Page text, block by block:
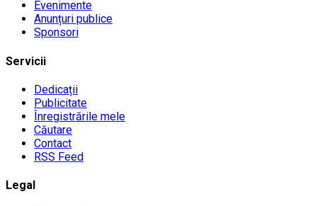
Evenimente
Anunțuri publice
Sponsori
Servicii
Dedicații
Publicitate
Înregistrările mele
Căutare
Contact
RSS Feed
Legal